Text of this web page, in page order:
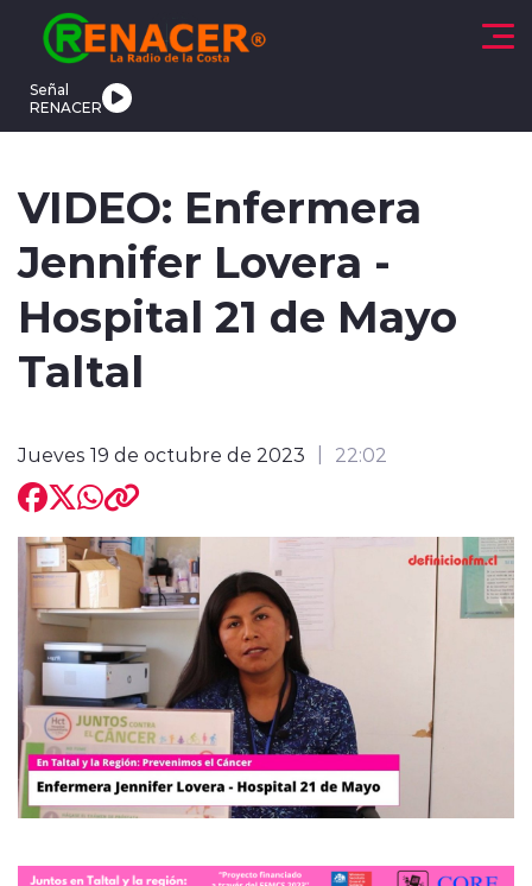
Click acá para ir directamente al contenido
Señal
RENACER
VIDEO: Enfermera
Jennifer Lovera -
Hospital 21 de Mayo
Taltal
Jueves 19 de octubre de 2023 22:02